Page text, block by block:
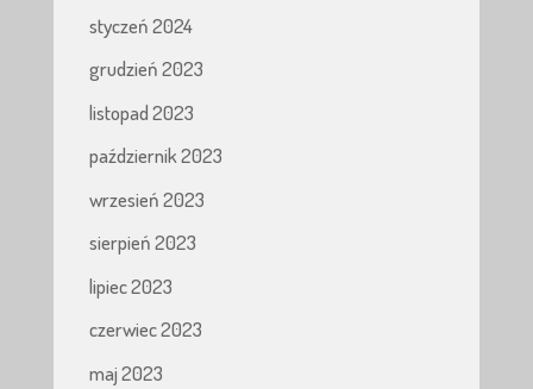
styczeń 2024
grudzień 2023
listopad 2023
październik 2023
wrzesień 2023
sierpień 2023
lipiec 2023
czerwiec 2023
maj 2023